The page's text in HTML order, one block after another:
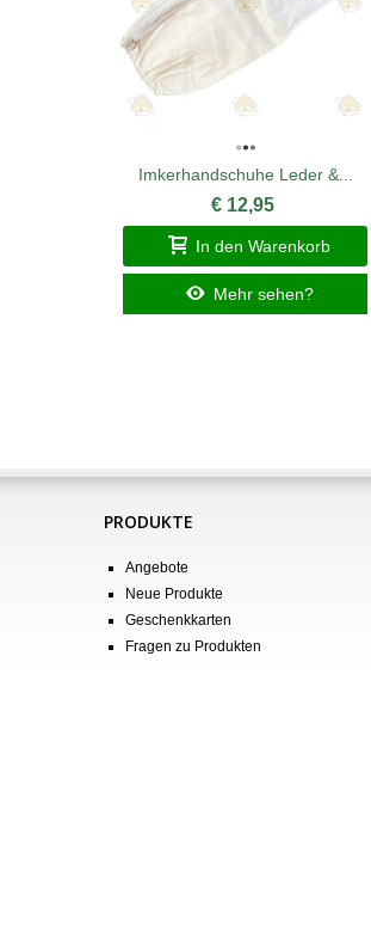
Imkerhandschuhe Leder &...
€ 12,95
In den Warenkorb
Mehr sehen?
PRODUKTE
Angebote
Neue Produkte
Geschenkkarten
Fragen zu Produkten